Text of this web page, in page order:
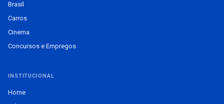
Brasil
Carros
Cinema
Concursos e Empregos
INSTITUCIONAL
Home